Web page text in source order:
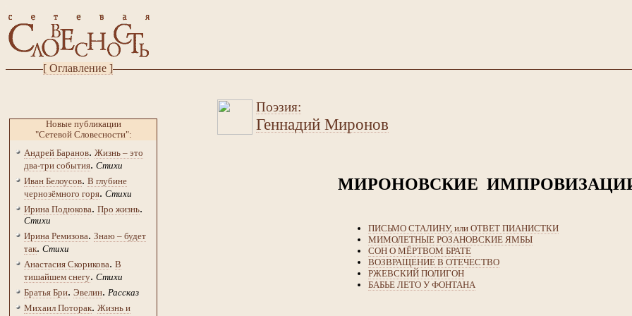
[ Оглавление ]
Новые публикации
"Сетевой Словесности":
Андрей Баранов. Жизнь – это
два-три события. Стихи
Иван Белоусов. В глубине
чернозёмного горя. Стихи
Ирина Подюкова. Про жизнь.
Стихи
Ирина Ремизова. Знаю – будет
так. Стихи
Анастасия Скорикова. В
тишайшем снегу. Стихи
Братья Бри. Эвелин. Рассказ
Михаил Поторак. Жизнь и
Поэзия:
Геннадий Миронов
МИРОНОВСКИЕ
ПИСЬМО СТАЛИНУ, или ОТВЕТ ПИАНИСТКИ
МИМОЛЕТНЫЕ РОЗАНОВСКИЕ ЯМБЫ
СОН О МЁРТВОМ БРАТЕ
ВОЗВРАЩЕНИЕ В ОТЕЧЕСТВО
РЖЕВСКИЙ ПОЛИГОН
БАБЬЕ ЛЕТО У ФОНТАНА